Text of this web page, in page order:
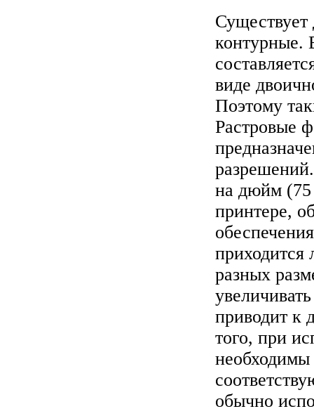
Существует
виде
Поэтому
Растровые
на дюйм (75
принтере,
приходится
разных
приводит к
того, при
обычно